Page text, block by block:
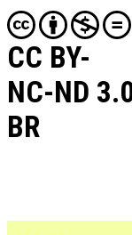
CC BY-
NC-ND
BR